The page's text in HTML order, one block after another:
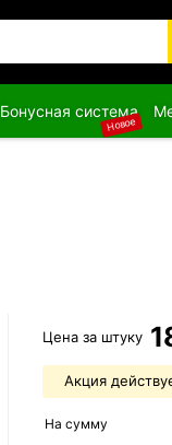
Бонусная система
Новое
Цена за штуку
Акция
На сумму